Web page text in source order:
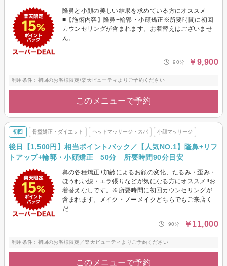
隆鼻と小顔の美しい結果を求めている方にオススメ
■【施術内容】隆鼻+輪郭・小顔矯正※所要時間に初回
カウンセリングが含まれます。お着替えはございませ
ん。
90分 ￥9,900
利用条件：初回のお客様限定/楽天ビューティよりご予約ください
このメニューで予約
初回 骨盤矯正・ダイエット ヘッドマッサージ・スパ 小顔マッサージ
後日【1,500円】相当ポイントバック／【人気NO.1】隆鼻+リフ
トアップ+輪郭・小顔矯正 50分 所要時間90分目安
鼻の各種矯正+加齢によるお顔の変化、たるみ・歪み・
ほうれい線・エラ張りなどが気になる方にオススメ!!お
着替えなしです。※所要時間に初回カウンセリングが
含まれます。メイク・ノーメイクどちらでもご来店く
だ
90分 ￥11,000
利用条件：初回のお客様限定／楽天ビューティよりご予約ください
このメニューで予約